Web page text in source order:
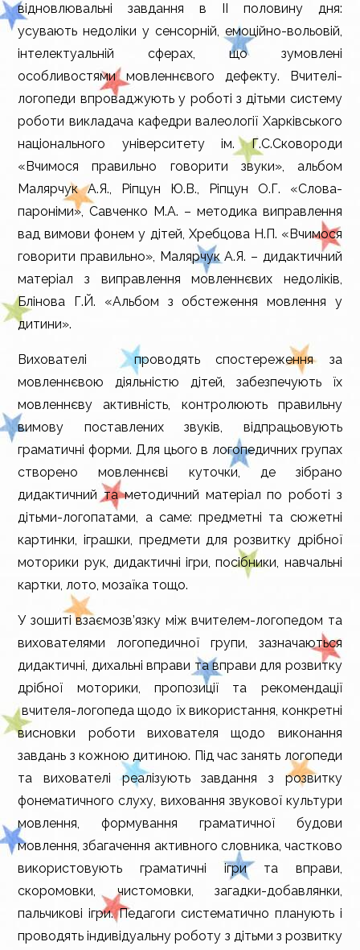
відновлювальні завдання в ІІ половину дня:
усувають недоліки у сенсорній, емоційно-вольовій,
інтелектуальній сферах, що зумовлені
особливостями мовленнєвого дефекту. Вчителі-
логопеди впроваджують у роботі з дітьми систему
роботи викладача кафедри валеології Харківського
національного університету ім. Г.С.Сковороди
«Вчимося правильно говорити звуки», альбом
Малярчук А.Я., Ріпцун Ю.В., Ріпцун О.Г. «Слова-
пароніми», Савченко М.А. – методика виправлення
вад вимови фонем у дітей, Хребцова Н.П. «Вчимося
говорити правильно», Малярчук А.Я. – дидактичний
матеріал з виправлення мовленнєвих недоліків,
Блінова Г.Й. «Альбом з обстеження мовлення у
дитини».
Вихователі проводять спостереження за
мовленнєвою діяльністю дітей, забезпечують їх
мовленнєву активність, контролюють правильну
вимову поставлених звуків, відпрацьовують
граматичні форми. Для цього в логопедичних групах
створено мовленнєві куточки, де зібрано
дидактичний та методичний матеріал по роботі з
дітьми-логопатами, а саме: предметні та сюжетні
картинки, іграшки, предмети для розвитку дрібної
моторики рук, дидактичні ігри, посібники, навчальні
картки, лото, мозаїка тощо.
У зошиті взаємозв’язку між вчителем-логопедом та
вихователями логопедичної групи, зазначаються
дидактичні, дихальні вправи та вправи для розвитку
дрібної моторики, пропозиції та рекомендації
вчителя-логопеда щодо їх використання, конкретні
висновки роботи вихователя щодо виконання
завдань з кожною дитиною. Під час занять логопеди
та вихователі реалізують завдання з розвитку
фонематичного слуху, виховання звукової культури
мовлення, формування граматичної будови
мовлення, збагачення активного словника, частково
використовують граматичні ігри та вправи,
скоромовки, чистомовки, загадки-добавлянки,
пальчикові ігри. Педагоги систематично планують і
проводять індивідуальну роботу з дітьми з розвитку